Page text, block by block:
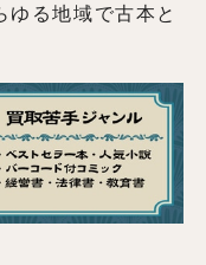
ゆる地域で古本と